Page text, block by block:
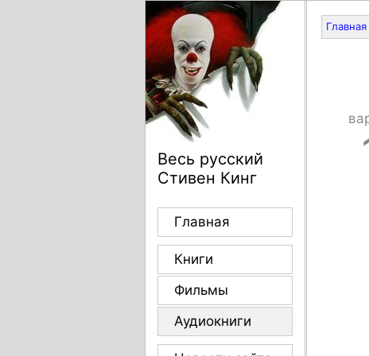
Весь русский
Стивен Кинг
Главная
Книги
Фильмы
Аудиокниги
Главная